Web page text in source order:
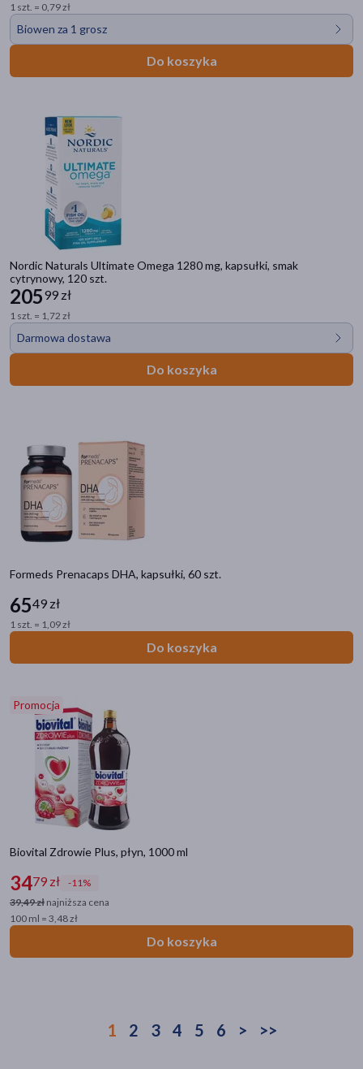
1 szt. = 0,79 zł
Biowen za 1 grosz
Do koszyka
Nordic Naturals Ultimate Omega 1280 mg, kapsułki, smak
cytrynowy, 120 szt.
20599 zł
1 szt. = 1,72 zł
Darmowa dostawa
Do koszyka
Formeds Prenacaps DHA, kapsułki, 60 szt.
6549 zł
1 szt. = 1,09 zł
Do koszyka
Promocja
Biovital Zdrowie Plus, płyn, 1000 ml
3479 zł
-11%
39,49 zł najniższa cena
100 ml = 3,48 zł
Do koszyka
1 2 3 4 5 6 > >>
Bez sztucznych aromatów
Bez aromatu
EstroVita Cardio
Swanson Koenzym Q10
ZIELNIK DOZ Zioła jednorodne
ZIELNIK DOZ Herbatki funkcjonalne
ZIELNIK DOZ Herbaty
pokaż więcej